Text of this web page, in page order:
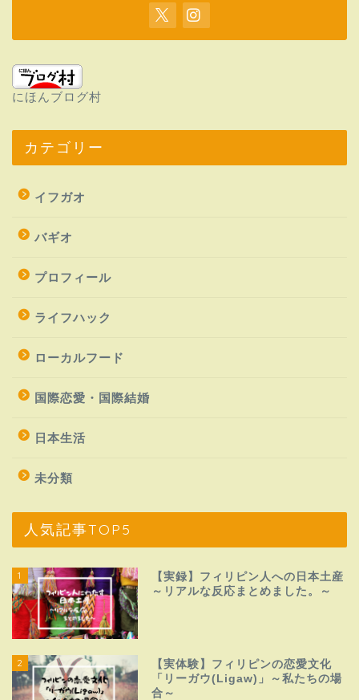
にほんブログ村
カテゴリー
イフガオ
バギオ
プロフィール
ライフハック
ローカルフード
国際恋愛・国際結婚
日本生活
未分類
人気記事TOP5
1
【実録】フィリピン人への日本土産
～リアルな反応まとめました。～
2
【実体験】フィリピンの恋愛文化
「リーガウ(Ligaw)」～私たちの場
合～